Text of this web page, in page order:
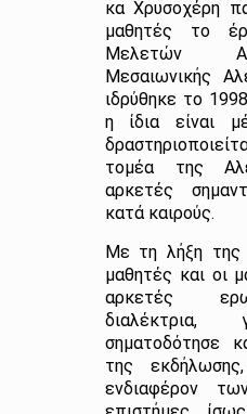
κα Χρυσοχέρη
μαθητές το
Μελετών
Μεσαιωνικής
ιδρύθηκε το
η ίδια είναι
τομέα της
αρκετές
κατά καιρούς.
Με τη λήξη της
μαθητές και οι
αρκετές
διαλέκτρια,
σηματοδότησε
της
ενδιαφέρον